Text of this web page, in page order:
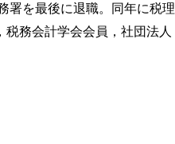
署を最後に退職。同年に税理
務会計学会会員，社団法人